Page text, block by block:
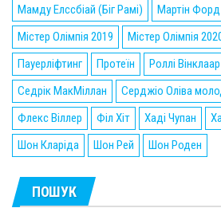
Мамду Елссбіай (Біг Рамі)
Мартін Форд
Містер Олімпія 2019
Містер Олімпія
Пауерліфтинг
Протеїн Роллі Вінклаар
Седрік МакМіллан
Серджіо Оліва
Флекс Віллер
Філ Хіт Хаді Чупан
Шон Кларіда
Шон Рей Шон Роден
ПОШУК